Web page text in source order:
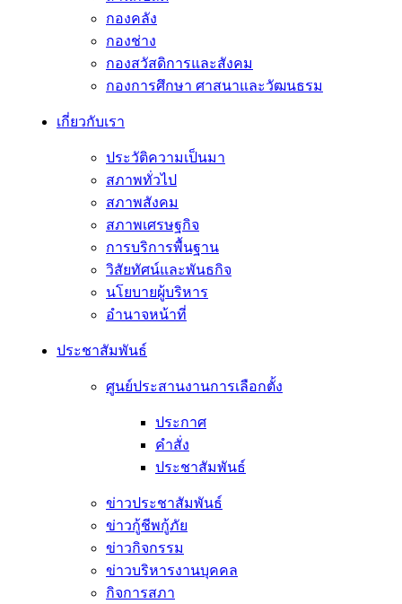
กองคลัง
กองช่าง
กองสวัสดิการและสังคม
กองการศึกษา ศาสนาและวัฒนธรม
เกี่ยวกับเรา
ประวัติความเป็นมา
สภาพทั่วไป
สภาพสังคม
สภาพเศรษฐกิจ
การบริการพื้นฐาน
วิสัยทัศน์และพันธกิจ
นโยบายผู้บริหาร
อํานาจหน้าที่
ประชาสัมพันธ์
ศูนย์ประสานงานการเลือกตั้ง
ประกาศ
คำสั่ง
ประชาสัมพันธ์
ข่าวประชาสัมพันธ์
ข่าวกู้ชีพกู้ภัย
ข่าวกิจกรรม
ข่าวบริหารงานบุคคล
กิจการสภา